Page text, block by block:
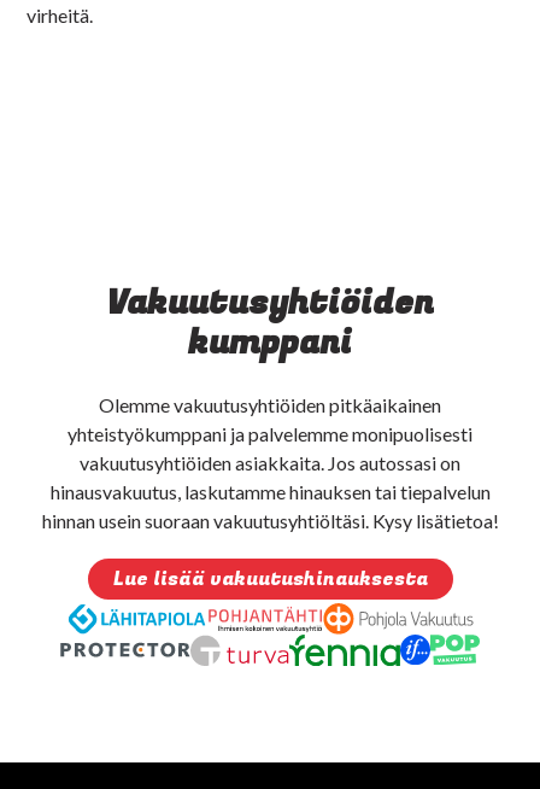
virheitä.
Vakuutusyhtiöiden
kumppani
Olemme vakuutusyhtiöiden pitkäaikainen
yhteistyökumppani ja palvelemme monipuolisesti
vakuutusyhtiöiden asiakkaita. Jos autossasi on
hinausvakuutus, laskutamme hinauksen tai tiepalvelun
hinnan usein suoraan vakuutusyhtiöltäsi. Kysy lisätietoa!
Lue lisää vakuutushinauksesta